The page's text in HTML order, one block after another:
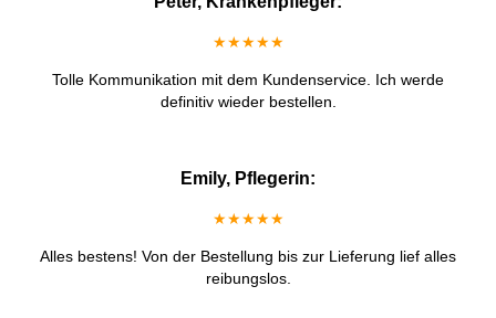
★★★★★
Tolle Kommunikation mit dem Kundenservice. Ich werde
definitiv wieder bestellen.
Emily, Pflegerin:
★★★★★
Alles bestens! Von der Bestellung bis zur Lieferung lief alles
reibungslos.